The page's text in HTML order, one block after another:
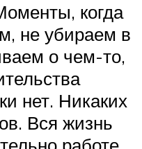
когда
не убираем в
о чем-то,
нет. Никаких
Вся жизнь